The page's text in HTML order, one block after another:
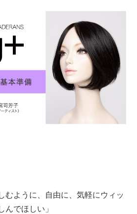
むように、自由に、気軽にウィッ
んでほしい」